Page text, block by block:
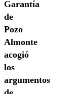
Garantía
de
Pozo
Almonte
acogió
los
argumentos